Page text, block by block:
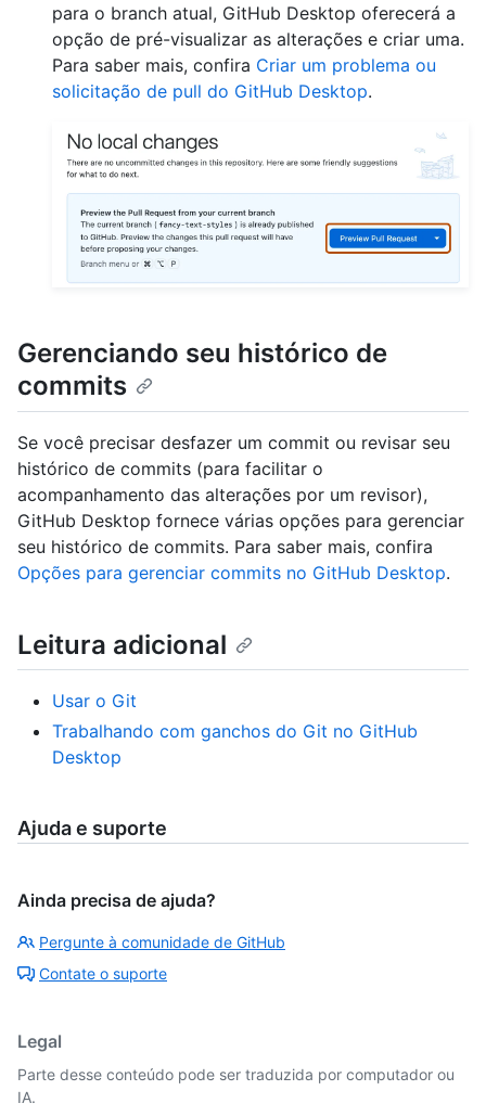
para o branch atual, GitHub Desktop oferecerá a
opção de pré-visualizar as alterações e criar uma.
Para saber mais, confira Criar um problema ou
solicitação de pull do GitHub Desktop.
Gerenciando seu histórico de
commits
Se você precisar desfazer um commit ou revisar seu
histórico de commits (para facilitar o
acompanhamento das alterações por um revisor),
GitHub Desktop fornece várias opções para gerenciar
seu histórico de commits. Para saber mais, confira
Opções para gerenciar commits no GitHub Desktop.
Leitura adicional
Usar o Git
Trabalhando com ganchos do Git no GitHub
Desktop
Ajuda e suporte
Ainda precisa de ajuda?
Pergunte à comunidade de GitHub
Contate o suporte
Legal
Parte desse conteúdo pode ser traduzida por computador ou
IA.